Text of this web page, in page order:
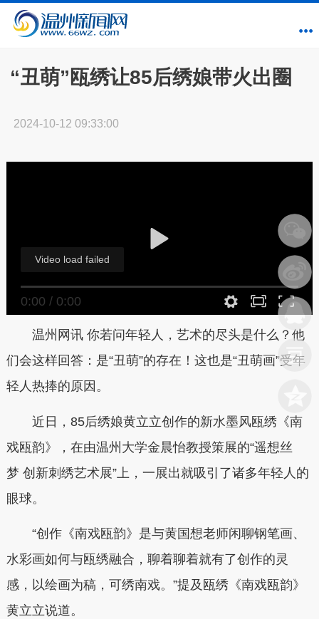
“丑萌”瓯绣让85后绣娘带火出圈
2024-10-12 09:33:00
0:00 / 0:00
Video load failed
温州网讯 你若问年轻人，艺术的尽头是什么？他
们会这样回答：是“丑萌”的存在！这也是“丑萌画”受年
轻人热捧的原因。
近日，85后绣娘黄立立创作的新水墨风瓯绣《南
戏瓯韵》，在由温州大学金晨怡教授策展的“遥想丝
梦 创新刺绣艺术展”上，一展出就吸引了诸多年轻人的
眼球。
“创作《南戏瓯韵》是与黄国想老师闲聊钢笔画、
水彩画如何与瓯绣融合，聊着聊着就有了创作的灵
感，以绘画为稿，可绣南戏。”提及瓯绣《南戏瓯韵》
黄立立说道。